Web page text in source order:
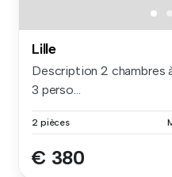
Lille
Description 2 chambres
3 perso...
2 pièces
€ 380